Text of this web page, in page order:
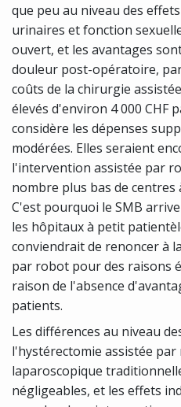
que peu au niveau des
urinaires et fonction
ouvert, et les avantages
douleur post-opératoire,
coûts de la chirurgie
élevés d'environ 4 000 CHF
considère les dépenses
modérées. Elles seraient
l'intervention assistée par
nombre plus bas de
C'est pourquoi le SMB
les hôpitaux à petit
conviendrait de renoncer à
par robot pour des raisons
raison de l'absence
patients.
Les différences au niveau
l'hystérectomie assistée
laparoscopique
négligeables, et les effets